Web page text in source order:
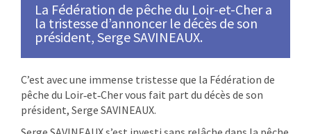
La Fédération de pêche du Loir-et-Cher a
la tristesse d’annoncer le décès de son
président, Serge SAVINEAUX.
C’est avec une immense tristesse que la Fédération de
pêche du Loir‑et‑Cher vous fait part du décès de son
président, Serge SAVINEAUX.